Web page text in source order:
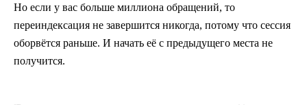
Но если у вас больше миллиона обращений, то
переиндексация не завершится никогда, потому что сессия
оборвётся раньше. И начать её с предыдущего места не
получится.